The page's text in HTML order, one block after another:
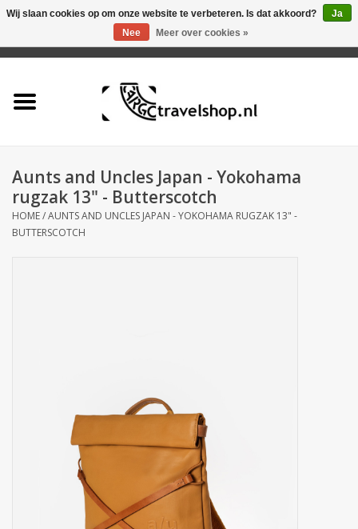
Tas
Rugtas
Aunts and Uncles Japan - Yokohama
rugzak 13" - Butterscotch
HOME/AUNTS AND UNCLES JAPAN - YOKOHAMA RUGZAK 13" -
BUTTERSCOTCH
Wij slaan cookies op om onze website te verbeteren. Is dat akkoord?
Ja
Nee
Meer over cookies »